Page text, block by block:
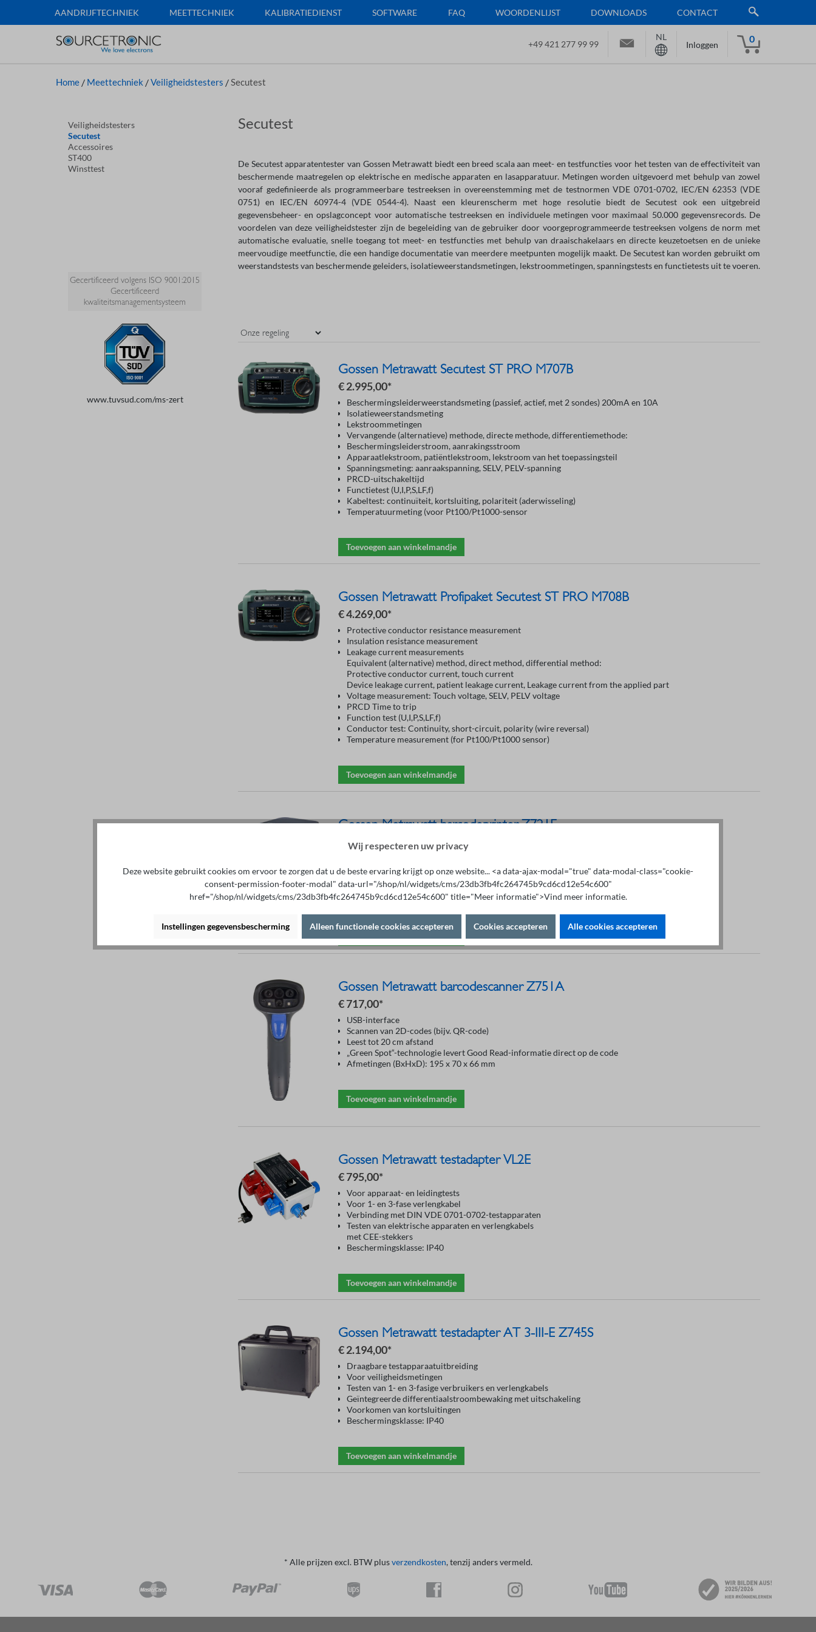
AANDRIJFTECHNIEK MEETTECHNIEK KALIBRATIEDIENST SOFTWARE FAQ WOORDENLIJST DOWNLOADS CONTACT
+49 421 277 99 99
NL
Inloggen
0
Home / Meettechniek /Veiligheidstesters /Secutest
Veiligheidstesters
Secutest
Accessoires
ST400
Winsttest
Gecertificeerd volgens ISO 9001:2015
Gecertificeerd
kwaliteitsmanagementsysteem
www.tuvsud.com/ms-zert
Secutest
De Secutest apparatentester van Gossen Metrawatt biedt een breed scala aan meet- en testfuncties voor het testen van de effectiviteit van
beschermende maatregelen op elektrische en medische apparaten en lasapparatuur. Metingen worden uitgevoerd met behulp van zowel
vooraf gedefinieerde als programmeerbare testreeksen in overeenstemming met de testnormen VDE 0701-0702, IEC/EN 62353 (VDE
0751) en IEC/EN 60974-4 (VDE 0544-4). Naast een kleurenscherm met hoge resolutie biedt de Secutest ook een uitgebreid
gegevensbeheer- en opslagconcept voor automatische testreeksen en individuele metingen voor maximaal 50.000 gegevensrecords. De
voordelen van deze veiligheidstester zijn de begeleiding van de gebruiker door voorgeprogrammeerde testreeksen volgens de norm met
automatische evaluatie, snelle toegang tot meet- en testfuncties met behulp van draaischakelaars en directe keuzetoetsen en de unieke
meervoudige meetfunctie, die een handige documentatie van meerdere meetpunten mogelijk maakt. De Secutest kan worden gebruikt om
weerstandstests van beschermende geleiders, isolatieweerstandsmetingen, lekstroommetingen, spanningstests en functietests uit te voeren.
Gossen Metrawatt Secutest ST PRO M707B
€ 2.995,00*
Beschermingsleiderweerstandsmeting (passief, actief, met 2 sondes) 200mA en 10A
Isolatieweerstandsmeting
Lekstroommetingen
Vervangende (alternatieve) methode, directe methode, differentiemethode:
Beschermingsleiderstroom, aanrakingsstroom
Apparaatlekstroom, patiëntlekstroom, lekstroom van het toepassingsteil
Spanningsmeting: aanraakspanning, SELV, PELV-spanning
PRCD-uitschakeltijd
Functietest (U,I,P,S,LF,f)
Kabeltest: continuïteit, kortsluiting, polariteit (aderwisseling)
Temperatuurmeting (voor Pt100/Pt1000-sensor
Toevoegen aan winkelmandje
Gossen Metrawatt Profipaket Secutest ST PRO M708B
€ 4.269,00*
Protective conductor resistance measurement
Insulation resistance measurement
Leakage current measurements
Equivalent (alternative) method, direct method, differential method:
Protective conductor current, touch current
Device leakage current, patient leakage current, Leakage current from the applied part
Voltage measurement: Touch voltage, SELV, PELV voltage
PRCD Time to trip
Function test (U,I,P,S,LF,f)
Conductor test: Continuity, short-circuit, polarity (wire reversal)
Temperature measurement (for Pt100/Pt1000 sensor)
Toevoegen aan winkelmandje
Gossen Metrawatt barcodeprinter Z721E
€ 696,00*
USB-interface
Tekstinvoer via pc-toetsenbord
Afdrukresolutie: 360 dpi
Tekstinvoer via pc-toetsenbord
Toevoegen aan winkelmandje
Gossen Metrawatt barcodescanner Z751A
€ 717,00*
USB-interface
Scannen van 2D-codes (bijv. QR-code)
Leest tot 20 cm afstand
„Green Spot“-technologie levert Good Read-informatie direct op de code
Afmetingen (BxHxD): 195 x 70 x 66 mm
Toevoegen aan winkelmandje
Gossen Metrawatt testadapter VL2E
€ 795,00*
Voor apparaat- en leidingtests
Voor 1- en 3-fase verlengkabel
Verbinding met DIN VDE 0701-0702-testapparaten
Testen van elektrische apparaten en verlengkabels
met CEE-stekkers
Beschermingsklasse: IP40
Toevoegen aan winkelmandje
Gossen Metrawatt testadapter AT 3-III-E Z745S
€ 2.194,00*
Draagbare testapparaatuitbreiding
Voor veiligheidsmetingen
Testen van 1- en 3-fasige verbruikers en verlengkabels
Geïntegreerde differentiaalstroombewaking met uitschakeling
Voorkomen van kortsluitingen
Beschermingsklasse: IP40
Toevoegen aan winkelmandje
* Alle prijzen excl. BTW plusverzendkosten, tenzij anders vermeld.
Wij respecteren uw privacy
Deze website gebruikt cookies om ervoor te zorgen dat u de beste ervaring krijgt op onze website... <a data-ajax-modal="true" data-modal-class="cookie-
consent-permission-footer-modal" data-url="/shop/nl/widgets/cms/23db3fb4fc264745b9cd6cd12e54c600"
href="/shop/nl/widgets/cms/23db3fb4fc264745b9cd6cd12e54c600" title="Meer informatie">Vind meer informatie.
Instellingen gegevensbescherming Alleen functionele cookies accepteren Cookies accepteren Alle cookies accepteren